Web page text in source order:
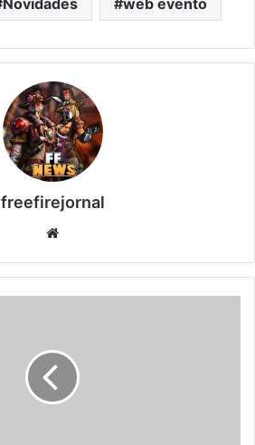
freefirejornal